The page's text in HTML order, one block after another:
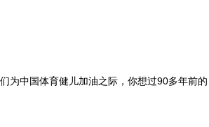
中国体育健儿加油之际，你想过90多年前的